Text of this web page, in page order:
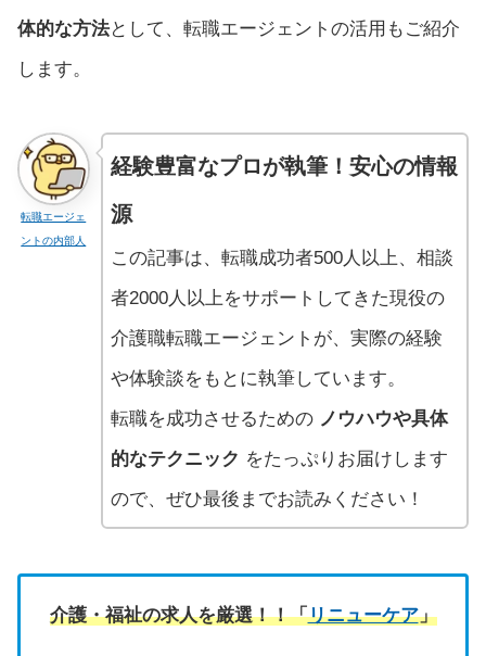
体的な方法として、転職エージェントの活用もご紹介
します。
転職エージェ
ントの内部人
経験豊富なプロが執筆！安心の情報
源
この記事は、転職成功者500人以上、相談
者2000人以上をサポートしてきた現役の
介護職転職エージェントが、実際の経験
や体験談をもとに執筆しています。
転職を成功させるための ノウハウや具体
的なテクニック をたっぷりお届けします
ので、ぜひ最後までお読みください！
介護・福祉の求人を厳選！！「リニューケア」